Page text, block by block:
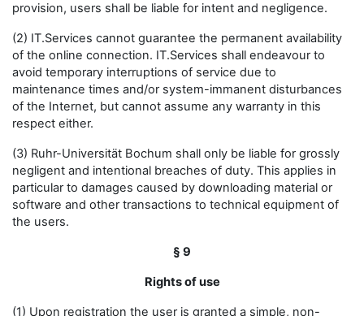
provision, users shall be liable for intent and negligence.
(2) IT.Services cannot guarantee the permanent availability
of the online connection. IT.Services shall endeavour to
avoid temporary interruptions of service due to
maintenance times and/or system-immanent disturbances
of the Internet, but cannot assume any warranty in this
respect either.
(3) Ruhr-Universität Bochum shall only be liable for grossly
negligent and intentional breaches of duty. This applies in
particular to damages caused by downloading material or
software and other transactions to technical equipment of
the users.
§ 9
Rights of use
(1) Upon registration the user is granted a simple, non-